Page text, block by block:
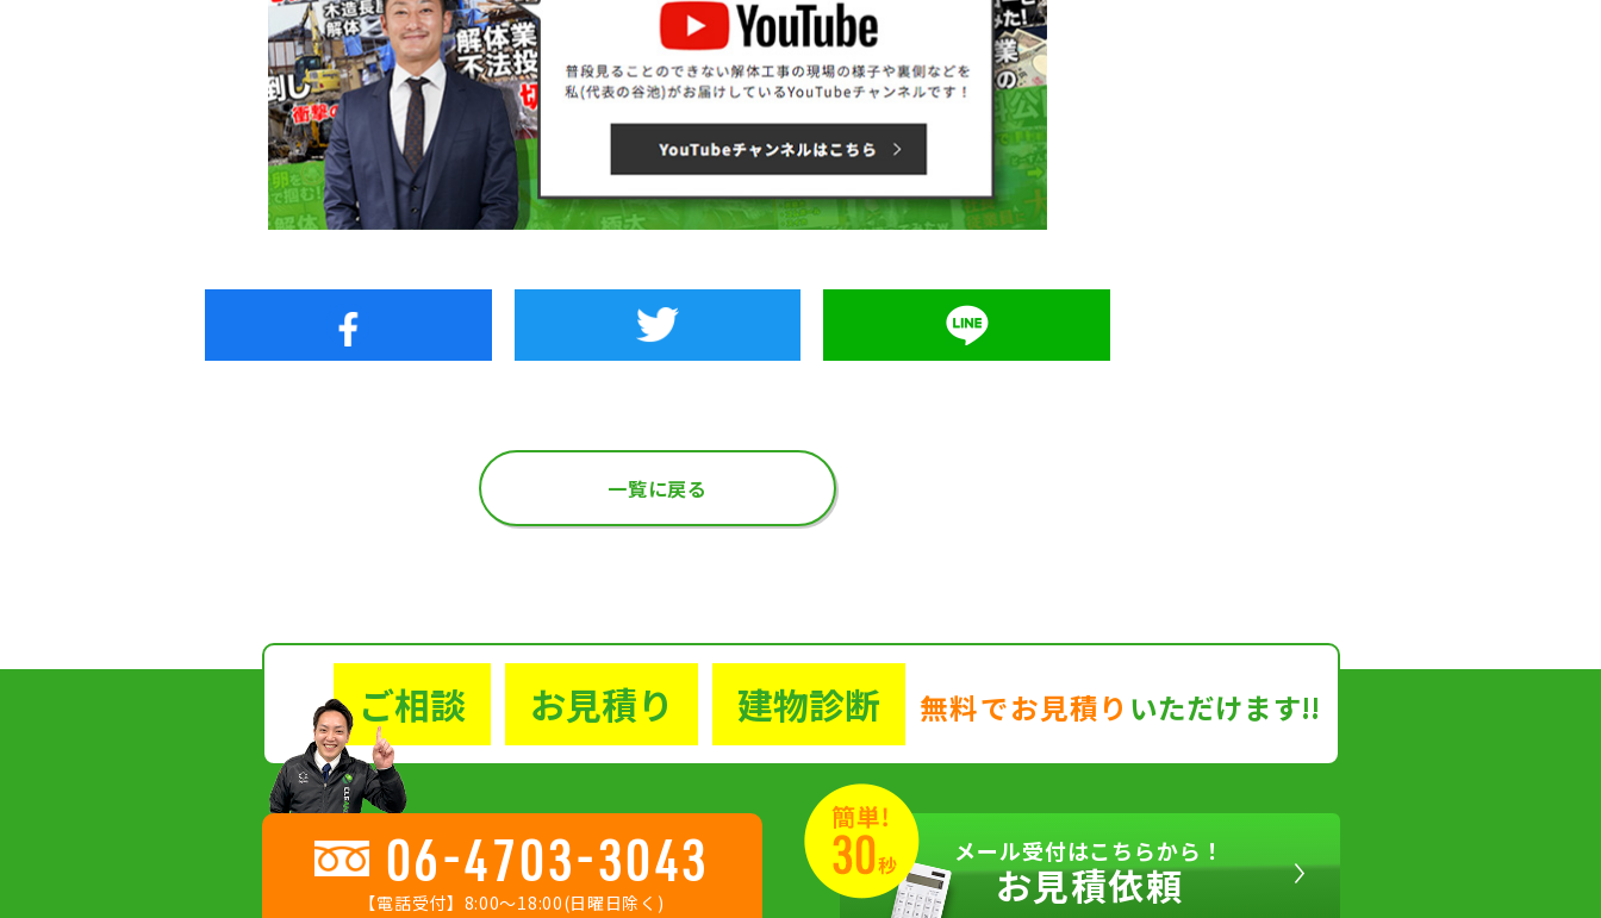
一覧に戻る
ご相談 お見積り 建物診断 無料でお見積り いただけます!!
06-4703-3043
【電話受付】8:00〜18:00(日曜日除く)
メール受付はこちらから！
お見積依頼